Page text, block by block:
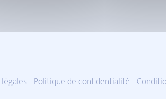
Politique de confidentialité